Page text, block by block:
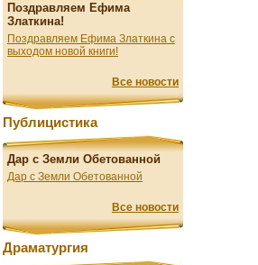
Поздравляем Ефима
Златкина!
Поздравляем Ефима Златкина с
выходом новой книги!
Все новости
Публицистика
Дар с Земли Обетованной
Дар с Земли Обетованной
Все новости
Драматургия